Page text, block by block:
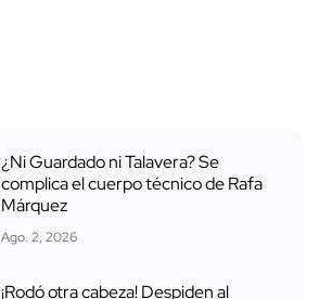
¿Ni Guardado ni Talavera? Se
complica el cuerpo técnico de Rafa
Márquez
Ago. 2, 2026
¡Rodó otra cabeza! Despiden al